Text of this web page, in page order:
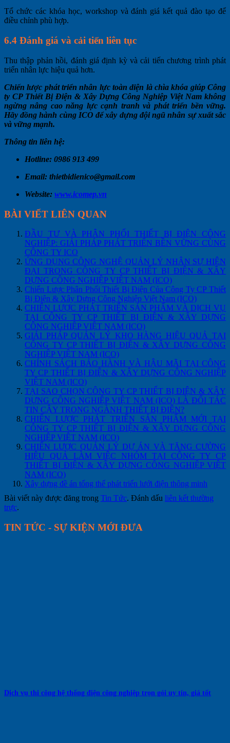
Tổ chức các khóa học, workshop và đánh giá kết quả đào tạo để
điều chỉnh phù hợp.
6.4 Đánh giá và cải tiến liên tục
Thu thập phản hồi, đánh giá định kỳ và cải tiến chương trình phát
triển nhân lực hiệu quả hơn.
Chiến lược phát triển nhân lực toàn diện là chìa khóa giúp Công
ty CP Thiết Bị Điện & Xây Dựng Công Nghiệp Việt Nam không
ngừng nâng cao năng lực cạnh tranh và phát triển bền vững.
Hãy đồng hành cùng ICO để xây dựng đội ngũ nhân sự xuất sắc
và vững mạnh.
Thông tin liên hệ:
Hotline: 0986 913 499
Email: thietbidienico@gmail.com
Website: www.icomep.vn
BÀI VIẾT LIÊN QUAN
ĐẦU TƯ VÀ PHÂN PHỐI THIẾT BỊ ĐIỆN CÔNG
NGHIỆP: GIẢI PHÁP PHÁT TRIỂN BỀN VỮNG CÙNG
CÔNG TY ICO
ỨNG DỤNG CÔNG NGHỆ QUẢN LÝ NHÂN SỰ HIỆN
ĐẠI TRONG CÔNG TY CP THIẾT BỊ ĐIỆN & XÂY
DỰNG CÔNG NGHIỆP VIỆT NAM (ICO)
Chiến Lược Phân Phối Thiết Bị Điện Của Công Ty CP Thiết
Bị Điện & Xây Dựng Công Nghiệp Việt Nam (ICO)
CHIẾN LƯỢC PHÁT TRIỂN SẢN PHẨM VÀ DỊCH VỤ
TẠI CÔNG TY CP THIẾT BỊ ĐIỆN & XÂY DỰNG
CÔNG NGHIỆP VIỆT NAM (ICO)
GIẢI PHÁP QUẢN LÝ KHO HÀNG HIỆU QUẢ TẠI
CÔNG TY CP THIẾT BỊ ĐIỆN & XÂY DỰNG CÔNG
NGHIỆP VIỆT NAM (ICO)
CHÍNH SÁCH BẢO HÀNH VÀ HẬU MÃI TẠI CÔNG
TY CP THIẾT BỊ ĐIỆN & XÂY DỰNG CÔNG NGHIỆP
VIỆT NAM (ICO)
TẠI SAO CHỌN CÔNG TY CP THIẾT BỊ ĐIỆN & XÂY
DỰNG CÔNG NGHIỆP VIỆT NAM (ICO) LÀ ĐỐI TÁC
TIN CẬY TRONG NGÀNH THIẾT BỊ ĐIỆN?
CHIẾN LƯỢC PHÁT TRIỂN SẢN PHẨM MỚI TẠI
CÔNG TY CP THIẾT BỊ ĐIỆN & XÂY DỰNG CÔNG
NGHIỆP VIỆT NAM (ICO)
CHIẾN LƯỢC QUẢN LÝ DỰ ÁN VÀ TĂNG CƯỜNG
HIỆU QUẢ LÀM VIỆC NHÓM TẠI CÔNG TY CP
THIẾT BỊ ĐIỆN & XÂY DỰNG CÔNG NGHIỆP VIỆT
NAM (ICO)
Xây dựng đề án tổng thể phát triển lưới điện thông minh
Bài viết này được đăng trong Tin Tức. Đánh dấu liên kết thường
trực.
TIN TỨC - SỰ KIỆN MỚI ĐƯA
Dịch vụ thi công hệ thống điện công nghiệp trọn gói uy tín, giá tốt